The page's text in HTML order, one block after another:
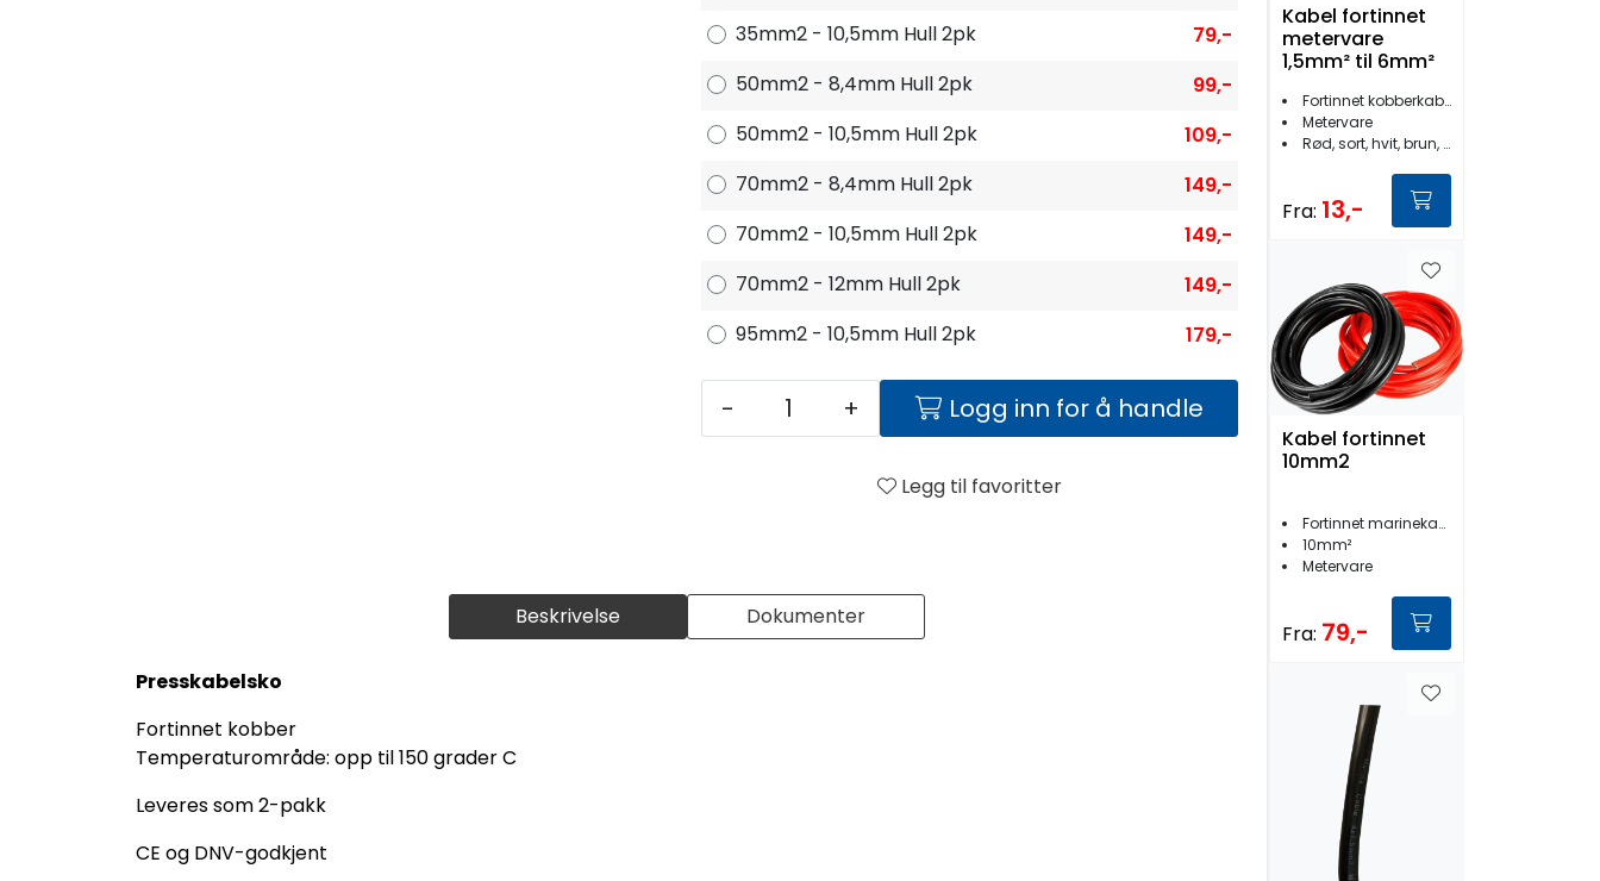
Beskrivelse Dokumenter
Presskabelsko
Fortinnet kobber
Temperaturområde: opp til 150 grader C
Leveres som 2-pakk
CE og DNV-godkjent
35mm2 - 10,5mm Hull 2pk
79,-
50mm2 - 8,4mm Hull 2pk
99,-
50mm2 - 10,5mm Hull 2pk
109,-
70mm2 - 8,4mm Hull 2pk
149,-
70mm2 - 10,5mm Hull 2pk
149,-
70mm2 - 12mm Hull 2pk
149,-
95mm2 - 10,5mm Hull 2pk
179,-
- + Logg inn for å handle
Legg til favoritter
Kabel fortinnet
metervare
1,5mm² til 6mm²
Fortinnet kobberkabel 1,5mm² til 6mm²
Metervare
Rød, sort, hvit, brun, blå
Fra: 13,-
Kabel fortinnet
10mm2
Fortinnet marinekabel
10mm²
Metervare
Fra: 79,-